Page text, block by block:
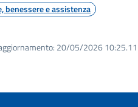
benessere e assistenza
20/05/2026 10:25.11